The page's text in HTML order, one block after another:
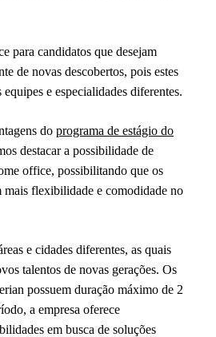
para candidatos que desejam
de novas descobertos, pois estes
e especialidades diferentes.
do programa de estágio do
destacar a possibilidade de
office, possibilitando que os
mais flexibilidade e comodidade no
e cidades diferentes, as quais
talentos de novas gerações. Os
possuem duração máximo de 2
a empresa oferece
em busca de soluções